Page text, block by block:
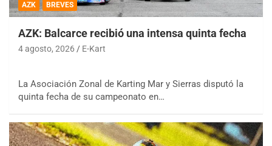
AZK BREVES
AZK: Balcarce recibió una intensa quinta fecha
4 agosto, 2026 E-Kart
La Asociación Zonal de Karting Mar y Sierras disputó la
quinta fecha de su campeonato en…